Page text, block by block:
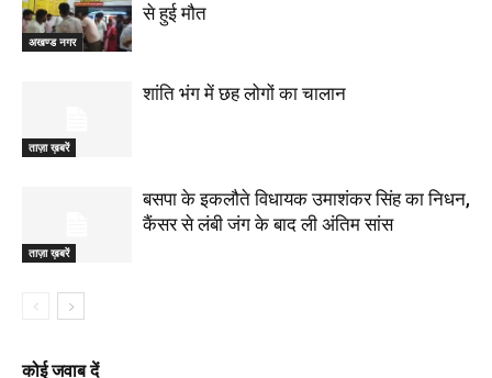
अखण्ड नगर
से हुई मौत
ताज़ा ख़बरें
शांति भंग में छह लोगों का चालान
ताज़ा ख़बरें
बसपा के इकलौते विधायक उमाशंकर सिंह का निधन,
कैंसर से लंबी जंग के बाद ली अंतिम सांस
कोई जवाब दें